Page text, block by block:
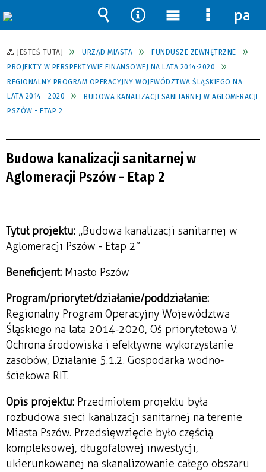
JESTEŚ TUTAJ URZĄD MIASTA
FUNDUSZE ZEWNĘTRZNE
PROJEKTY W PERSPEKTYWIE FINANSOWEJ NA LATA 2014-2020
REGIONALNY PROGRAM OPERACYJNY WOJEWÓDZTWA ŚLĄSKIEGO NA
LATA 2014 - 2020
BUDOWA KANALIZACJI SANITARNEJ W AGLOMERACJI
PSZÓW - ETAP 2
Budowa kanalizacji sanitarnej w
Aglomeracji Pszów - Etap 2
Tytuł projektu: „Budowa kanalizacji sanitarnej w
Aglomeracji Pszów - Etap 2”
Beneficjent: Miasto Pszów
Program/priorytet/działanie/poddziałanie:
Regionalny Program Operacyjny Województwa
Śląskiego na lata 2014-2020, Oś priorytetowa V.
Ochrona środowiska i efektywne wykorzystanie
zasobów, Działanie 5.1.2. Gospodarka wodno-
ściekowa RIT.
Opis projektu: Przedmiotem projektu była
rozbudowa sieci kanalizacji sanitarnej na terenie
Miasta Pszów. Przedsięwzięcie było częścią
kompleksowej, długofalowej inwestycji,
ukierunkowanej na skanalizowanie całego obszaru
Wyszukiwarka
Narzędzia
Menu
główne
Menu